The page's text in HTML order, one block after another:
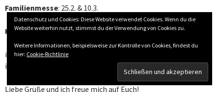
Familienmesse: 25.2. & 10.3.
Kreuzwege für Kinder:
in St. Elisabeth: 7.3. 16:00 Uhr
in
Liebe Grüße und ich freue mich auf Euch!
Datenschutz und Cookies: Diese Website verwendet Cookies. Wenn du die
Website weiterhin nutzt, stimmst du der Verwendung von Cookies zu.
Weitere Informationen, beispielsweise zur Kontrolle von Cookies, findest du
hier: Cookie-Richtlinie